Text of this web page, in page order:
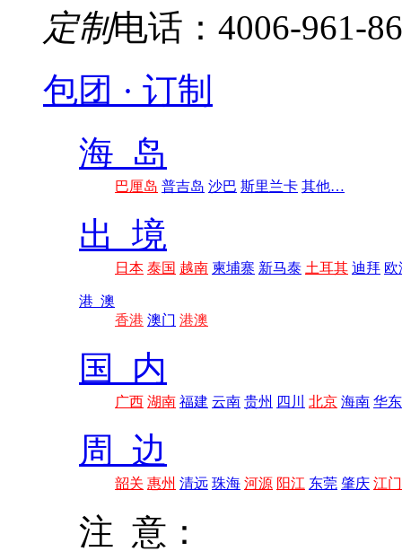
定制电话：4006-961-
包团 · 订制
海 岛
巴厘岛 普吉岛 沙巴 斯里兰卡 其他…
出 境
日本 泰国 越南 柬埔寨 新马泰 土耳其 迪拜 欧
港 澳
香港 澳门 港澳
国 内
广西 湖南 福建 云南 贵州 四川 北京 海南 华东
周 边
韶关 惠州 清远 珠海 河源 阳江 东莞 肇庆 江门
注 意：